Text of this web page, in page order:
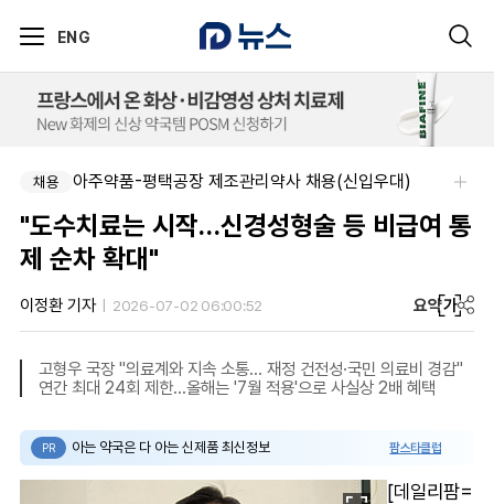
ENG
채용 아주약품-평택공장 제조관리약사 채용(신입우대)
"도수치료는 시작…신경성형술 등 비급여 통
제 순차 확대"
이정환 기자 2026-07-02 06:00:52 요약가
고형우 국장 "의료계와 지속 소통… 재정 건전성·국민 의료비 경감"
연간 최대 24회 제한…올해는 '7월 적용'으로 사실상 2배 혜택
PR 아는 약국은 다 아는 신제품 최신정보 팜스타클럽
[데일리팜=